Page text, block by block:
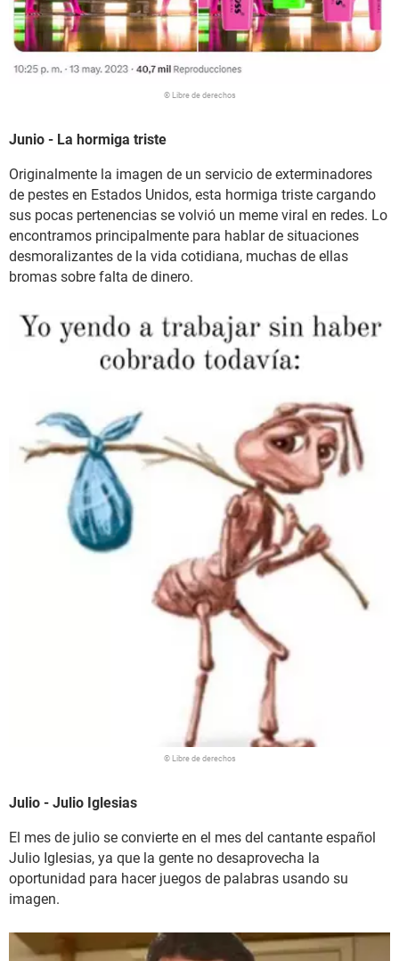
© Libre de derechos
Junio - La hormiga triste
Originalmente la imagen de un servicio de exterminadores
de pestes en Estados Unidos, esta hormiga triste cargando
sus pocas pertenencias se volvió un meme viral en redes. Lo
encontramos principalmente para hablar de situaciones
desmoralizantes de la vida cotidiana, muchas de ellas
bromas sobre falta de dinero.
© Libre de derechos
Julio - Julio Iglesias
El mes de julio se convierte en el mes del cantante español
Julio Iglesias, ya que la gente no desaprovecha la
oportunidad para hacer juegos de palabras usando su
imagen.